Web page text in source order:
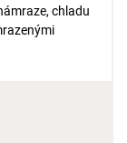
chladu